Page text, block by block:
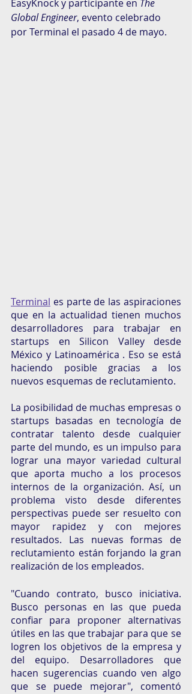
EasyKnock y participante en The
Global Engineer, evento celebrado
por Terminal el pasado 4 de mayo.
Terminal es parte de las aspiraciones
que en la actualidad tienen muchos
desarrolladores para trabajar en
startups en Silicon Valley desde
México y Latinoamérica . Eso se está
haciendo posible gracias a los
nuevos esquemas de reclutamiento.
La posibilidad de muchas empresas o
startups basadas en tecnología de
contratar talento desde cualquier
parte del mundo, es un impulso para
lograr una mayor variedad cultural
que aporta mucho a los procesos
internos de la organización. Así, un
problema visto desde diferentes
perspectivas puede ser resuelto con
mayor rapidez y con mejores
resultados. Las nuevas formas de
reclutamiento están forjando la gran
realización de los empleados.
"Cuando contrato, busco iniciativa.
Busco personas en las que pueda
confiar para proponer alternativas
útiles en las que trabajar para que se
logren los objetivos de la empresa y
del equipo. Desarrolladores que
hacen sugerencias cuando ven algo
que se puede mejorar", comentó